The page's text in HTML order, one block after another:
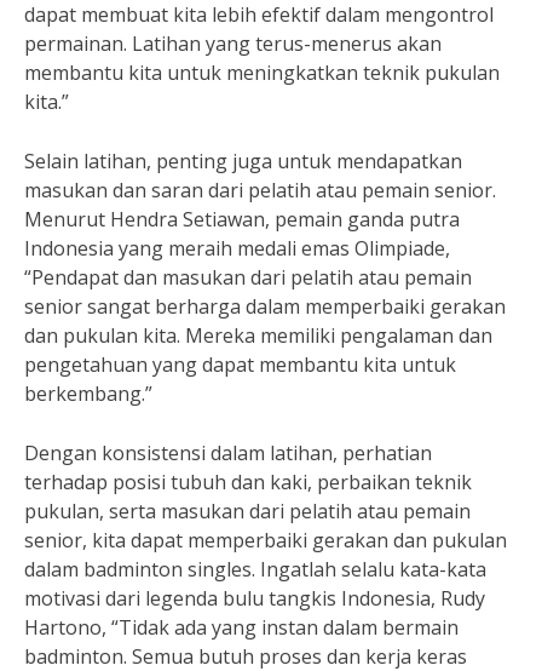
dapat membuat kita lebih efektif dalam mengontrol
permainan. Latihan yang terus-menerus akan
membantu kita untuk meningkatkan teknik pukulan
kita.”
Selain latihan, penting juga untuk mendapatkan
masukan dan saran dari pelatih atau pemain senior.
Menurut Hendra Setiawan, pemain ganda putra
Indonesia yang meraih medali emas Olimpiade,
“Pendapat dan masukan dari pelatih atau pemain
senior sangat berharga dalam memperbaiki gerakan
dan pukulan kita. Mereka memiliki pengalaman dan
pengetahuan yang dapat membantu kita untuk
berkembang.”
Dengan konsistensi dalam latihan, perhatian
terhadap posisi tubuh dan kaki, perbaikan teknik
pukulan, serta masukan dari pelatih atau pemain
senior, kita dapat memperbaiki gerakan dan pukulan
dalam badminton singles. Ingatlah selalu kata-kata
motivasi dari legenda bulu tangkis Indonesia, Rudy
Hartono, “Tidak ada yang instan dalam bermain
badminton. Semua butuh proses dan kerja keras